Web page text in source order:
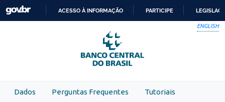
Skip to main content
PARA
O
CONTEÚDO
ACESSO À INFORMAÇÃO PARTICIPE
ENGLISH
Dados Perguntas Frequentes Tutoriais